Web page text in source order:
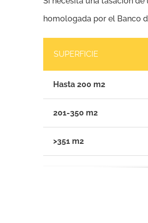
homologada por el Banco
SUPERFICIE
Hasta 200 m2
201-350 m2
>351 m2